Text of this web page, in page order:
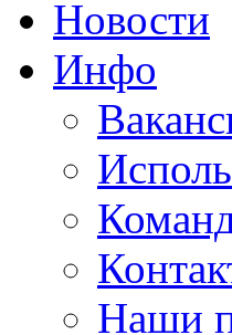
Новости
Инфо
Наши